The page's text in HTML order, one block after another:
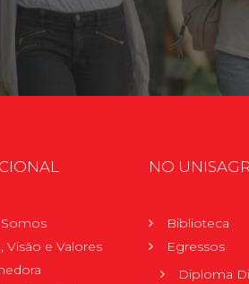
Visão e Valores
NO
Biblioteca
Egressos
Diploma